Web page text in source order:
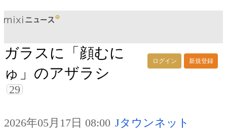
ログイン 新規登録
ガラスに「顔むに
ゅ」のアザラシ
29
2026年05月17日 08:00 Jタウンネット